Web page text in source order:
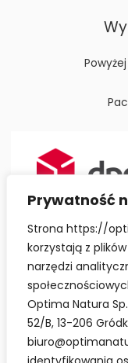
Prywatność
Strona https://
korzystają z
narzędzi
Optima Natura
52/B, 13-206
Powyżej